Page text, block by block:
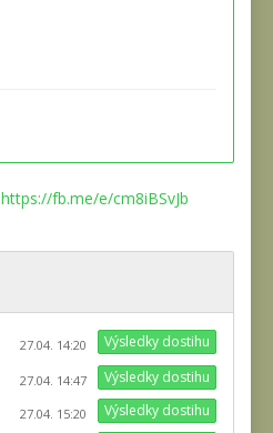
https://fb.me/e/cm8iBSvJb
Výsledky dostihu
27.04. 14:20
Výsledky dostihu
27.04. 14:47
Výsledky dostihu
27.04. 15:20